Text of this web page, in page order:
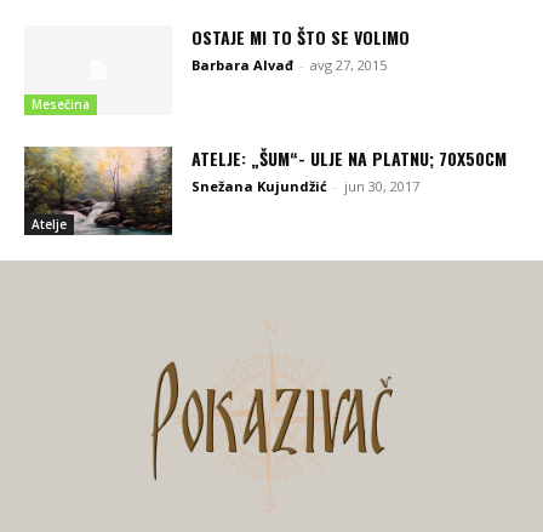
Mesečina
OSTAJE MI TO ŠTO SE VOLIMO
Barbara Alvađ - avg 27, 2015
Atelje
ATELJE: „ŠUM“- ULJE NA PLATNU; 70X50CM
Snežana Kujundžić - jun 30, 2017